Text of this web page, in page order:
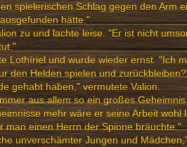
spielerischen Schlag gegen den Arm
hätte."
zu und lachte leise. "Er ist nicht
Lothíriel und wurde wieder ernst. "Ich
den Helden spielen und
gehabt haben," vermutete Valion.
aus allem so ein großes
mehr wäre er seine Arbeit wohl
man einen Herrn der Spione bräuchte."
unverschämter Jungen und